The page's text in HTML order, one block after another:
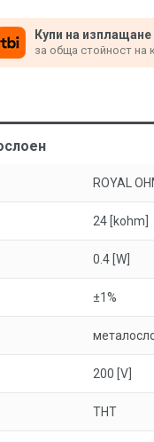
Купи на изплащане
за обща стойност на
ROYAL
24 [kohm]
0.4 [W]
±1%
200 [V]
THT